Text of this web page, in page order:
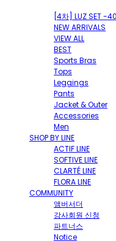
[4차] LUZ SET -
NEW ARRIVALS
VIEW ALL
BEST
Sports Bras
Tops
Leggings
Pants
Jacket & Outer
Accessories
Men
SHOP BY LINE
ACTIF LINE
SOFTIVE LINE
CLARTÉ LINE
FLORA LINE
COMMUNITY
앰버서더
강사회원 신청
파트너스
Notice